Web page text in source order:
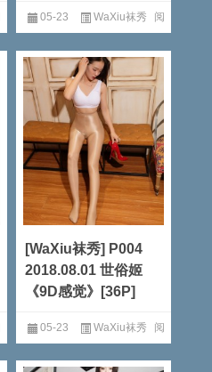
05-23 WaXiu袜秀 阅
读全文
[WaXiu袜秀] P004
2018.08.01 世俗姬
《9D感觉》[36P]
05-23 WaXiu袜秀 阅
读全文